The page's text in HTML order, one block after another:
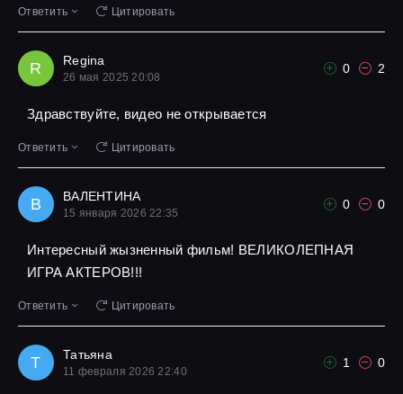
Ответить Цитировать
R Regina
26 мая 2025 20:08
0 2
Здравствуйте, видео не открывается
Ответить Цитировать
В ВАЛЕНТИНА
15 января 2026 22:35
0 0
Интересный жызненный фильм! ВЕЛИКОЛЕПНАЯ
ИГРА АКТЕРОВ!!!
Ответить Цитировать
Т Татьяна
11 февраля 2026 22:40
1 0